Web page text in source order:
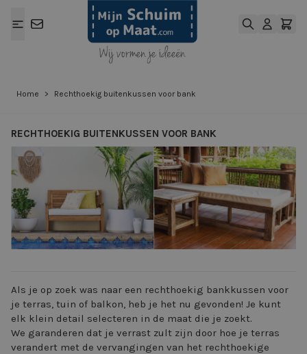
Home > Rechthoekig buitenkussen voor bank
RECHTHOEKIG BUITENKUSSEN VOOR BANK
View larger image View larger
Als je op zoek was naar een rechthoekig bankkussen voor
je terras, tuin of balkon, heb je het nu gevonden! Je kunt
elk klein detail selecteren in de maat die je zoekt.
We garanderen dat je verrast zult zijn door hoe je terras
verandert met de vervangingen van het rechthoekige